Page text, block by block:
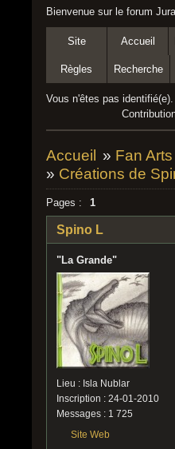
Bienvenue sur le forum
Site Accueil
Règles Recherche
Vous n'êtes pas identifié(e).
Accueil » Fan Arts
» Créations de
Pages : 1
Spino L
"La Grande"
Lieu : Isla Nublar
Inscription : 24-01-2010
Messages : 1 725
Site Web